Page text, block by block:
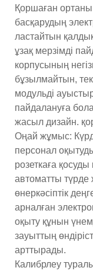
Қоршаған
басқарудың
ластайтын
ұзақ мерзімді
корпусының
бұзылмайтын, тек
модульді
пайдалануға
жасыл дизайн.
Оңай жұмыс:
персонал
розеткаға
автоматты түрде
өнеркәсіптік
арналған
оқыту құнын
зауыттың
арттырады.
Калибрлеу